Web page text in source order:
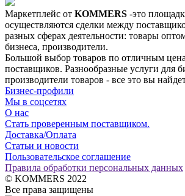
Маркетплейс от KOMMERS -это
осуществляются сделки между
разных сферах деятельности: товары
бизнеса, производители.
Большой выбор товаров по отличным
поставщиков. Разнообразные услуги для
производители товаров - все это вы
Бизнес-профили
Мы в соцсетях
О нас
Стать проверенным поставщиком.
Доставка/Оплата
Статьи и новости
Пользовательское соглашение
Правила обработки персональных данных
© KOMMERS 2022
Все права защищены